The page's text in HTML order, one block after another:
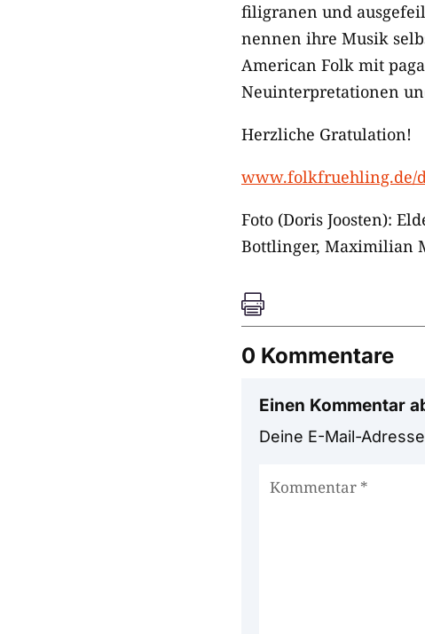
filigranen und
nennen ihre Musik
American Folk mit
Neuinterpretationen
Herzliche Gratulation!
www.folkfruehling.de/
Foto (Doris Joosten):
Bottlinger, Maximilian

0 Kommentare
Einen Kommentar
Deine E-Mail-